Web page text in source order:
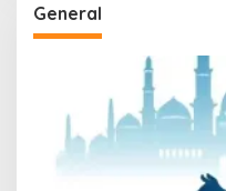
General